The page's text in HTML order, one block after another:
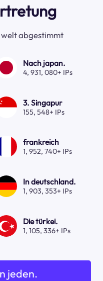
welt abgestimmt
Nach japan.
4, 931, 080+ IPs
3. Singapur
155, 548+ IPs
frankreich
1, 952, 740+ IPs
In deutschland.
1, 903, 353+ IPs
Die türkei.
1, 105, 336+ IPs
jeden.